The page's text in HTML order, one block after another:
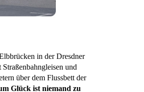
in der Dresdner
Straßenbahngleisen und
über dem Flussbett der
Glück ist niemand zu